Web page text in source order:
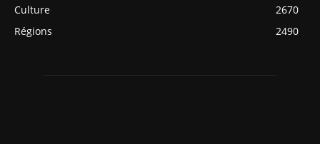
Culture
2670
Régions
2490